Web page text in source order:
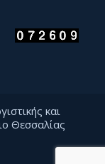
και
Θεσσαλίας